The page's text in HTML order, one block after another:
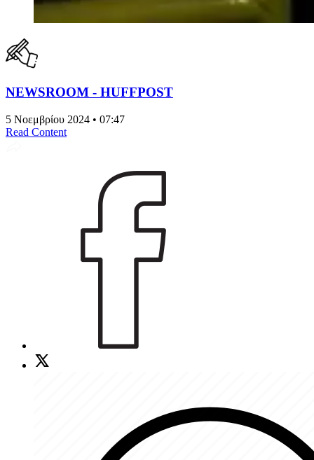
NEWSROOM - HUFFPOST
5 Νοεμβρίου 2024 • 07:47
Read Content